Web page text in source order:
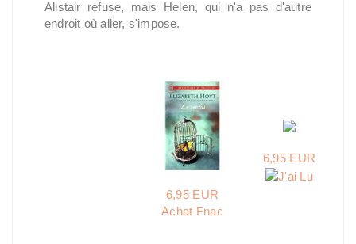
Alistair refuse, mais Helen, qui n'a pas d'autre
endroit où aller, s'impose.
6,95 EUR
Achat Fnac
6,95 EUR